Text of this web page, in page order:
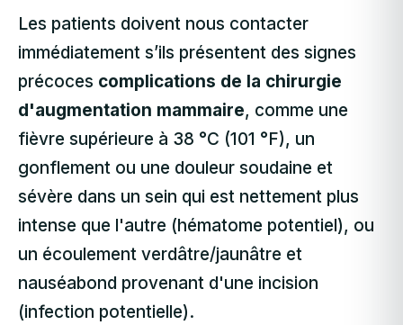
Les patients doivent nous contacter
immédiatement s’ils présentent des signes
précoces complications de la chirurgie
d'augmentation mammaire, comme une
fièvre supérieure à 38 °C (101 °F), un
gonflement ou une douleur soudaine et
sévère dans un sein qui est nettement plus
intense que l'autre (hématome potentiel), ou
un écoulement verdâtre/jaunâtre et
nauséabond provenant d'une incision
(infection potentielle).